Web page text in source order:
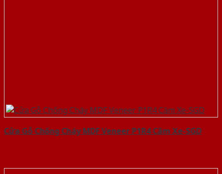
Cửa Gỗ Chống Cháy MDF Veneer P1R4 Căm Xe-SGD